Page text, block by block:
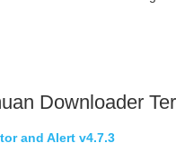
Downloader
and Alert v4.7.3